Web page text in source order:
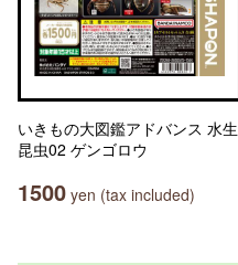
いきもの大図鑑アドバンス 水生
昆虫02 ゲンゴロウ
1500 yen (tax included)